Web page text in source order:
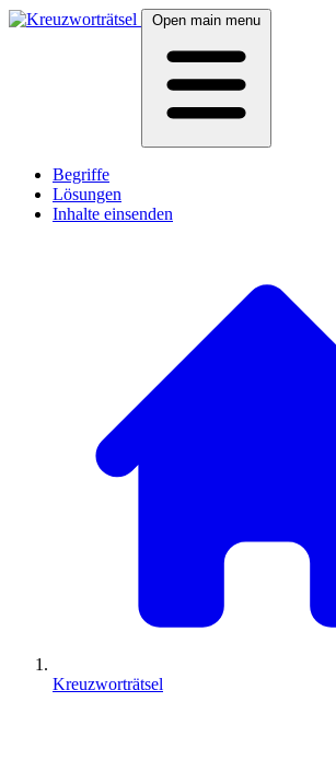
Open main menu
Begriffe
Lösungen
Inhalte einsenden
Kreuzworträtsel